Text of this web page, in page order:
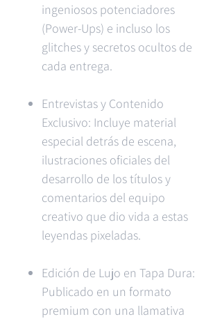
ingeniosos potenciadores
(Power-Ups) e incluso los
glitches y secretos ocultos de
cada entrega.
Entrevistas y Contenido
Exclusivo: Incluye material
especial detrás de escena,
ilustraciones oficiales del
desarrollo de los títulos y
comentarios del equipo
creativo que dio vida a estas
leyendas pixeladas.
Edición de Lujo en Tapa Dura:
Publicado en un formato
premium con una llamativa